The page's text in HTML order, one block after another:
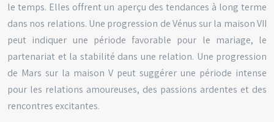
le temps. Elles offrent un aperçu des tendances à long terme
dans nos relations. Une progression de Vénus sur la maison VII
peut indiquer une période favorable pour le mariage, le
partenariat et la stabilité dans une relation. Une progression
de Mars sur la maison V peut suggérer une période intense
pour les relations amoureuses, des passions ardentes et des
rencontres excitantes.